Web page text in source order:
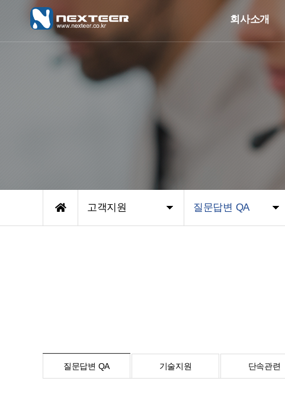
회사소개
고객지원 질문답변 QA
질문답변 QA 기술지원 단속관련